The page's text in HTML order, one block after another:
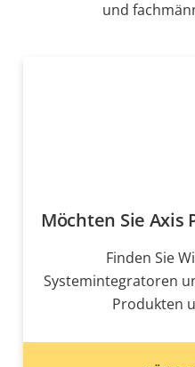
und
Möchten Sie Axis
Finden Sie
Systemintegratoren
Produkten